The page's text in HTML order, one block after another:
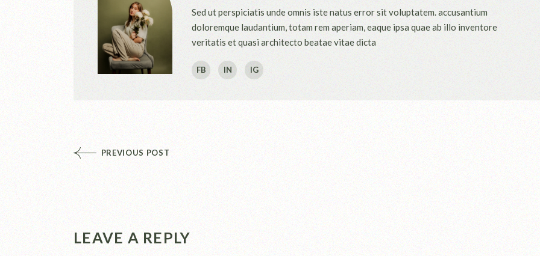
Sed ut perspiciatis unde omnis iste natus error sit voluptatem. accusantium
doloremque laudantium, totam rem aperiam, eaque ipsa quae ab illo inventore
veritatis et quasi architecto beatae vitae dicta
FB IN IG
PREVIOUS POST
LEAVE A REPLY